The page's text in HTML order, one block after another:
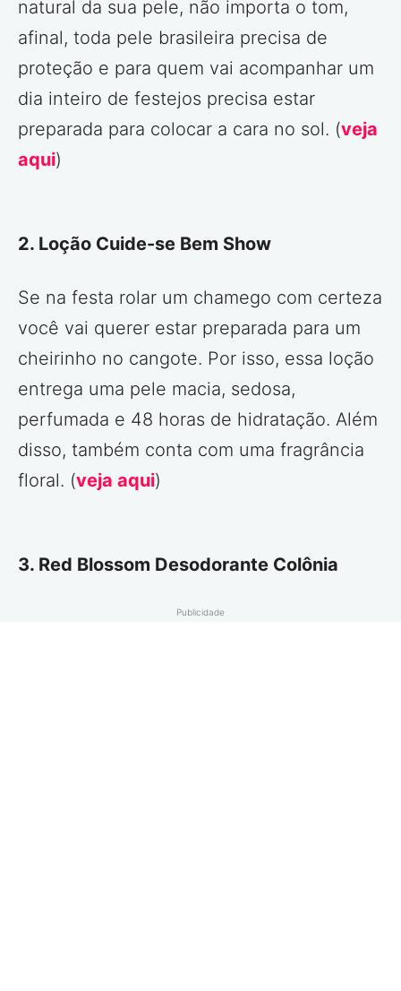
natural da sua pele, não importa o tom,
afinal, toda pele brasileira precisa de
proteção e para quem vai acompanhar um
dia inteiro de festejos precisa estar
preparada para colocar a cara no sol. (veja
aqui)
2. Loção Cuide-se Bem Show
Se na festa rolar um chamego com certeza
você vai querer estar preparada para um
cheirinho no cangote. Por isso, essa loção
entrega uma pele macia, sedosa,
perfumada e 48 horas de hidratação. Além
disso, também conta com uma fragrância
floral. (veja aqui)
3. Red Blossom Desodorante Colônia
Publicidade